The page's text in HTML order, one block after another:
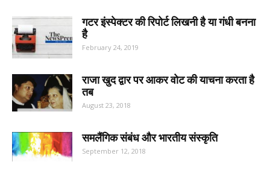
गटर इंस्पेक्टर की रिपोर्ट लिखनी है या गंधी बनना
है
February 24, 2019
राजा खुद द्वार पर आकर वोट की याचना करता है
तब
August 23, 2018
समलैंगिक संबंध और भारतीय संस्कृति
September 12, 2018